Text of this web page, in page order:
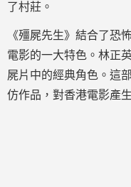
了村莊。
《殭屍先生》結合了恐
電影的一大特色。林正
屍片中的經典角色。這
仿作品，對香港電影產